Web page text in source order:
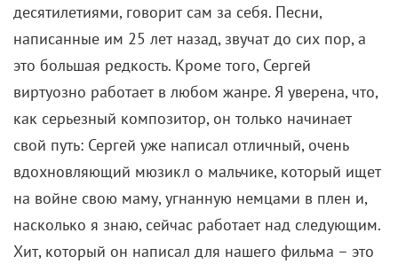
десятилетиями, говорит сам за себя. Песни,
написанные им 25 лет назад, звучат до сих пор, а
это большая редкость. Кроме того, Сергей
виртуозно работает в любом жанре. Я уверена, что,
как серьезный композитор, он только начинает
свой путь: Сергей уже написал отличный, очень
вдохновляющий мюзикл о мальчике, который ищет
на войне свою маму, угнанную немцами в плен и,
насколько я знаю, сейчас работает над следующим.
Хит, который он написал для нашего фильма – это